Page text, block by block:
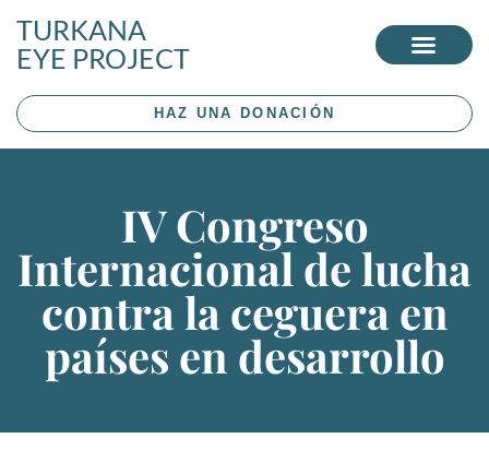
TURKANA
EYE PROJECT
HAZ UNA DONACIÓN
IV Congreso
Internacional de lucha
contra la ceguera en
países en desarrollo